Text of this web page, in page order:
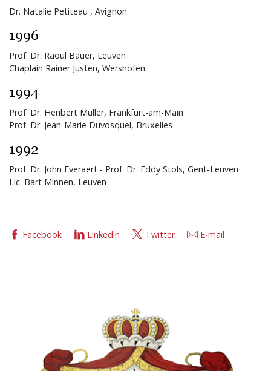
Dr. Natalie Petiteau , Avignon
1996
Prof. Dr. Raoul Bauer, Leuven
Chaplain Rainer Justen, Wershofen
1994
Prof. Dr. Heribert Müller, Frankfurt-am-Main
Prof. Dr. Jean-Marie Duvosquel, Bruxelles
1992
Prof. Dr. John Everaert - Prof. Dr. Eddy Stols, Gent-Leuven
Lic. Bart Minnen, Leuven
Facebook Linkedin Twitter E-mail